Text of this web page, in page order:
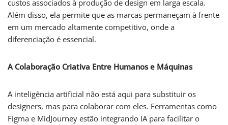
custos associados à produção de design em larga escala.
Além disso, ela permite que as marcas permaneçam à frente
em um mercado altamente competitivo, onde a
diferenciação é essencial.
A Colaboração Criativa Entre Humanos e Máquinas
A inteligência artificial não está aqui para substituir os
designers, mas para colaborar com eles. Ferramentas como
Figma e MidJourney estão integrando IA para facilitar o